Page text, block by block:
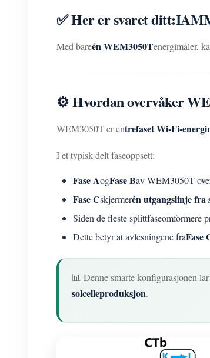
✅ Her er svaret ditt:
Med bareén WEM3050Tenergimåler,
⚙️ Hvordan overvåker
WEM3050T er entrefaset Wi-Fi-
I et typisk delt faseoppsett:
Fase AogFase Bav WEM3050T
Fase Cskjermerén utgangslinje fra
Siden de fleste splittfaseomformere
Dette betyr at avlesningene fraFase
📊 Denne smarte konfigurasjonen
solcelleproduksjon.